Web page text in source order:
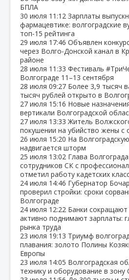
БПЛА
30 июля 11:12 Зарплаты
фармацевтике: волгоградские
топ‑15 рейтинга
29 июля 17:46 Объявлен
через Волго‑Донской канал в
районе
28 июля 11:33 Фестиваль
Волгограде 11–13 сентября
28 июля 09:27 Более 3,9 тысяч
тысяч рублей открыто в
27 июля 15:16 Новые
вертикали Волгоградской
27 июля 13:33 Житель
покушении на убийство жены с
26 июля 15:20 На
надвигается шторм
25 июля 13:02 Глава
сотрудников СК с
отметил работу кадетских
24 июля 14:46 Губернатор
проверил стройки: сроки
Волгограде
24 июля 12:22 Банки сокращают
активно поднимают зарплаты:
рынка труда
23 июля 19:13 Триумф
плавания: золото Полины
Европы
23 июля 14:05 Волгоградская
технику и оборудование в